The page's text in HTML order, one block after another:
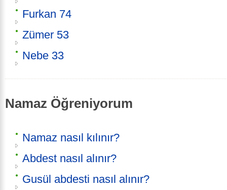
Furkan 74
Zümer 53
Nebe 33
Namaz Öğreniyorum
Namaz nasıl kılınır?
Abdest nasıl alınır?
Gusül abdesti nasıl alınır?